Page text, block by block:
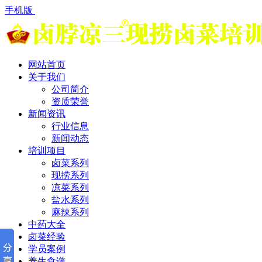
手机版
网站首页
关于我们
公司简介
资质荣誉
新闻资讯
行业信息
新闻动态
培训项目
卤菜系列
现捞系列
凉菜系列
盐水系列
麻辣系列
中药大全
卤菜经验
学员案例